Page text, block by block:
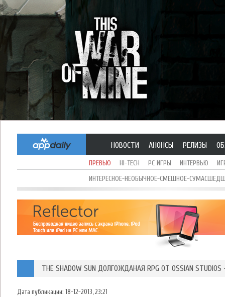
НОВОСТИ АНОНСЫ РЕЛИЗЫ
ПРЕВЬЮ HI-TECH PC ИГРЫ ИНТЕРВЬЮ
ИНТЕРЕСНОЕ-НЕОБЫЧНОЕ-СМЕШНОЕ-
THE SHADOW SUN ДОЛГОЖДАНАЯ RPG ОТ OSSIAN
Дата публикации: 18-12-2013, 23:21